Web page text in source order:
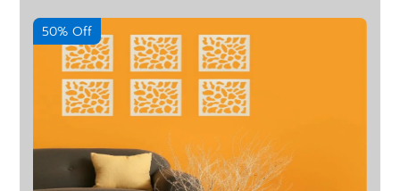
50% Off